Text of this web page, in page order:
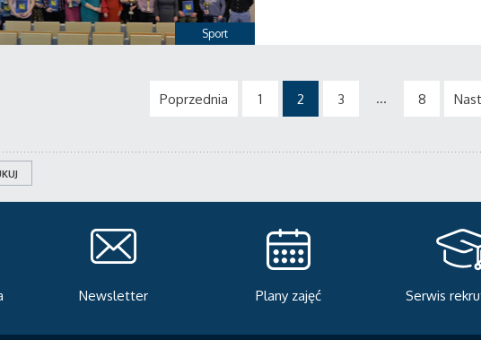
Sport
Poprzednia 1 2 3 ... 8
Plany zajęć Serwis rekrutacyjny Akademia